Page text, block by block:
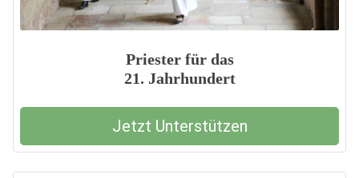
Priester für das
21. Jahrhundert
Jetzt Unterstützen